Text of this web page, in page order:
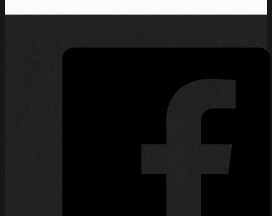
für die Geschäftsjahre 2023
| Der alte Wanderer
den letzten Monaten die Jahresabschlüsse
für die Geschäftsjahr 2023 und 2024. In
beiden Fällen wurden Erleichterungen in